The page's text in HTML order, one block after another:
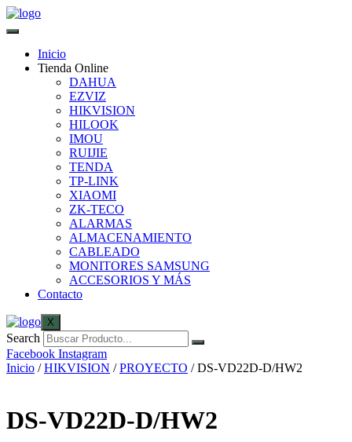
Inicio
Tienda Online
DAHUA
EZVIZ
HIKVISION
HILOOK
IMOU
RUIJIE
TENDA
TP-LINK
XIAOMI
ZK-TECO
ALARMAS
ALMACENAMIENTO
CABLEADO
MONITORES SAMSUNG
ACCESORIOS Y MÁS
Contacto
X
Search
Facebook Instagram
Inicio /HIKVISION /PROYECTO / DS-VD22D-D/HW2
DS-VD22D-D/HW2